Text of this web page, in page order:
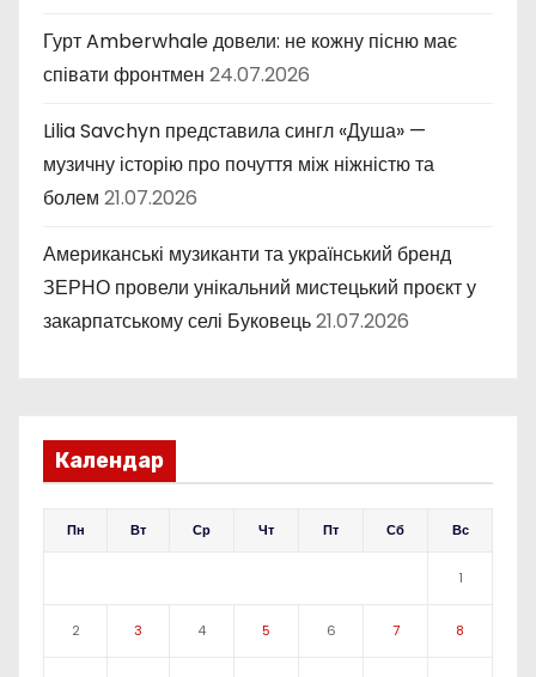
Гурт Amberwhale довели: не кожну пісню має
співати фронтмен 24.07.2026
Lilia Savchyn представила сингл «Душа» —
музичну історію про почуття між ніжністю та
болем 21.07.2026
Американські музиканти та український бренд
ЗЕРНО провели унікальний мистецький проєкт у
закарпатському селі Буковець21.07.2026
Календар
Пн Вт Ср Чт Пт Сб Вс
1
2 3 4 5 6 7 8